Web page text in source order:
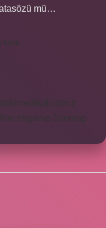
mü…
Bırak
nttgame Sitemap